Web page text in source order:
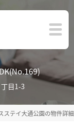
目1-3
ステイ大通公園の物件詳細